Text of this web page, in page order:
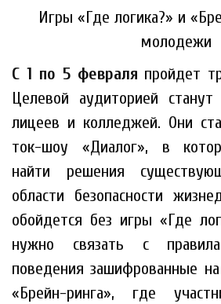
Игры «Где логика?» и
молодежи
С 1 по 5 февраля пройдет
Целевой аудиторией
лицеев и колледжей. Они
ток-шоу «Диалог», в
найти решения
области безопасности
обойдется без игры «Где
нужно связать с
поведения зашифрованные
«Брейн-ринга», где